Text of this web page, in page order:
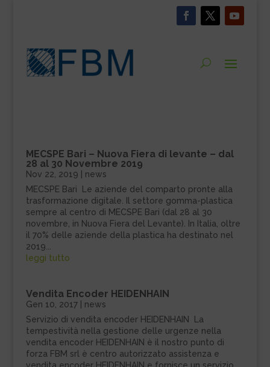
MECSPE Bari – Nuova Fiera di levante – dal
28 al 30 Novembre 2019
Nov 22, 2019
news
MECSPE Bari Le aziende del comparto pronte alla
trasformazione digitale. Il settore gomma-plastica
sempre al centro di MECSPE Bari (dal 28 al 30
novembre, in Nuova Fiera del Levante). In Italia, oltre
il 70% delle aziende della plastica ha destinato nel
2019...
leggi tutto
Vendita Encoder HEIDENHAIN
Gen 10, 2017| news
Servizio di vendita encoder HEIDENHAIN La
tempestività nella gestione delle urgenze nella
vendita encoder HEIDENHAIN è il nostro punto di
forza FBM srl è centro autorizzato assistenza e